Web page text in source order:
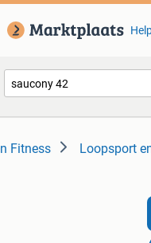
Fitness Loopsport